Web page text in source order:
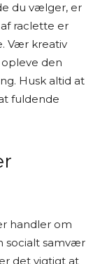
siden ofte
du vælger at
jeg
og er med til
og
om,
men i
du vælger, er
raclette er
Vær kreativ
den
Husk altid at
fuldende
handler om
socialt samvær
det vigtigt at